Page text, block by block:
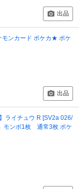
出品
ンカード ポケカ★ ポケ
出品
ライチュウ R [SV2a 026/
モンボ1枚 通常3枚 ポケ